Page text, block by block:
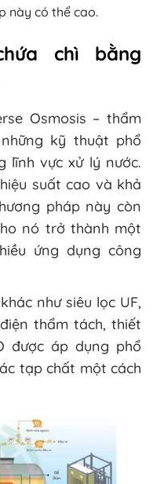
này có thể cao.
chì bằng
Osmosis – thẩm
kỹ thuật phổ
lĩnh vực xử lý nước.
suất cao và khả
pháp này còn
nó trở thành một
ứng dụng công
như siêu lọc UF,
thẩm tách, thiết
được áp dụng phổ
tạp chất một cách